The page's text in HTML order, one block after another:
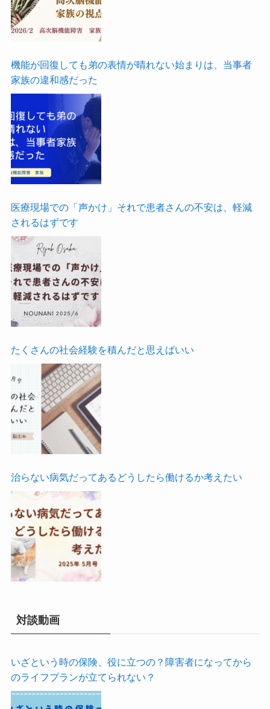
機能が回復しても弟の表情が晴れない始まりは、当事者
家族の違和感だった
医療現場での「声かけ」それで患者さんの不安は、軽減
されるはずです
たくさんの社会経験を積んだと思えばいい
治らない病気だってあるどうしたら働けるか考えたい
対談動画
いざという時の保険、役に立つの？障害者になってから
のライフプランが立てられない？